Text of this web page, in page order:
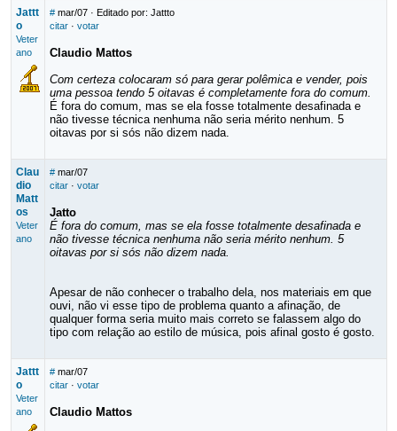
Jattt
o
Veter
ano
# mar/07· Editado por: Jattto
citar· votar
Claudio Mattos
Com certeza colocaram só para gerar polêmica e vender, pois
uma pessoa tendo 5 oitavas é completamente fora do comum.
É fora do comum, mas se ela fosse totalmente desafinada e
não tivesse técnica nenhuma não seria mérito nenhum. 5
oitavas por si sós não dizem nada.
Clau
dio
Matt
os
Veter
ano
# mar/07
citar· votar
Jatto
É fora do comum, mas se ela fosse totalmente desafinada e
não tivesse técnica nenhuma não seria mérito nenhum. 5
oitavas por si sós não dizem nada.
Apesar de não conhecer o trabalho dela, nos materiais em que
ouvi, não vi esse tipo de problema quanto a afinação, de
qualquer forma seria muito mais correto se falassem algo do
tipo com relação ao estilo de música, pois afinal gosto é gosto.
Jattt
o
Veter
ano
# mar/07
citar· votar
Claudio Mattos